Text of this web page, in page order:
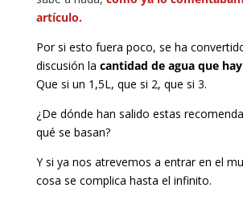
artículo.
Por si esto fuera poco, se ha
discusión la cantidad de agua que
Que si un 1,5L, que si 2, que si 3.
¿De dónde han salido estas
qué se basan?
Y si ya nos atrevemos a entrar en el
cosa se complica hasta el infinito.